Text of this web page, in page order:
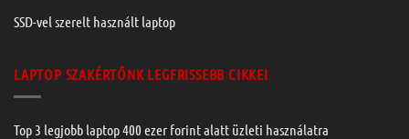
SSD-vel szerelt használt laptop
LAPTOP SZAKÉRTŐNK LEGFRISSEBB CIKKEI
Top 3 legjobb laptop 400 ezer forint alatt üzleti használatra